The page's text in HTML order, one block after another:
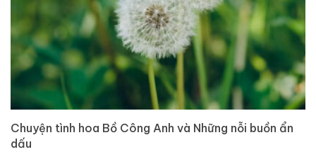
Chuyện tình hoa Bồ Công Anh và Những nỗi buồn ẩn
dấu